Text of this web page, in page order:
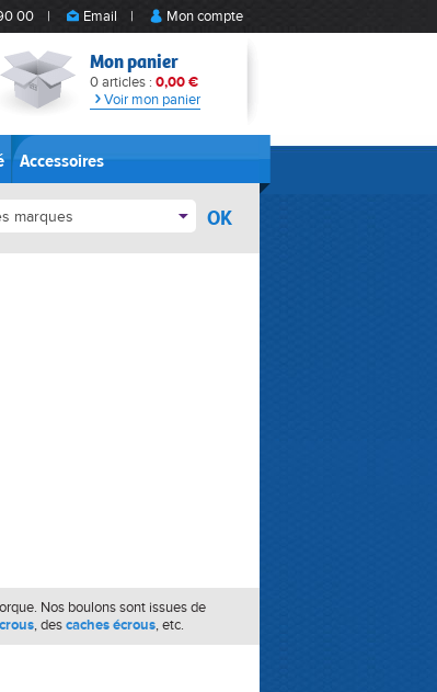
00 | Email | Mon compte
Mon panier
0 articles : 0,00 €
Voir mon panier
Accessoires
marques OK
Nos boulons sont issues de
, descaches écrous, etc.